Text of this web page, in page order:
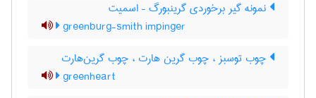
نمونه گیر برخوردی گرینبورگ – اسمیت
greenburg-smith impinger
چوب توسبز ، چوب گرین هارت ، چوب گرین‌هارت
greenheart